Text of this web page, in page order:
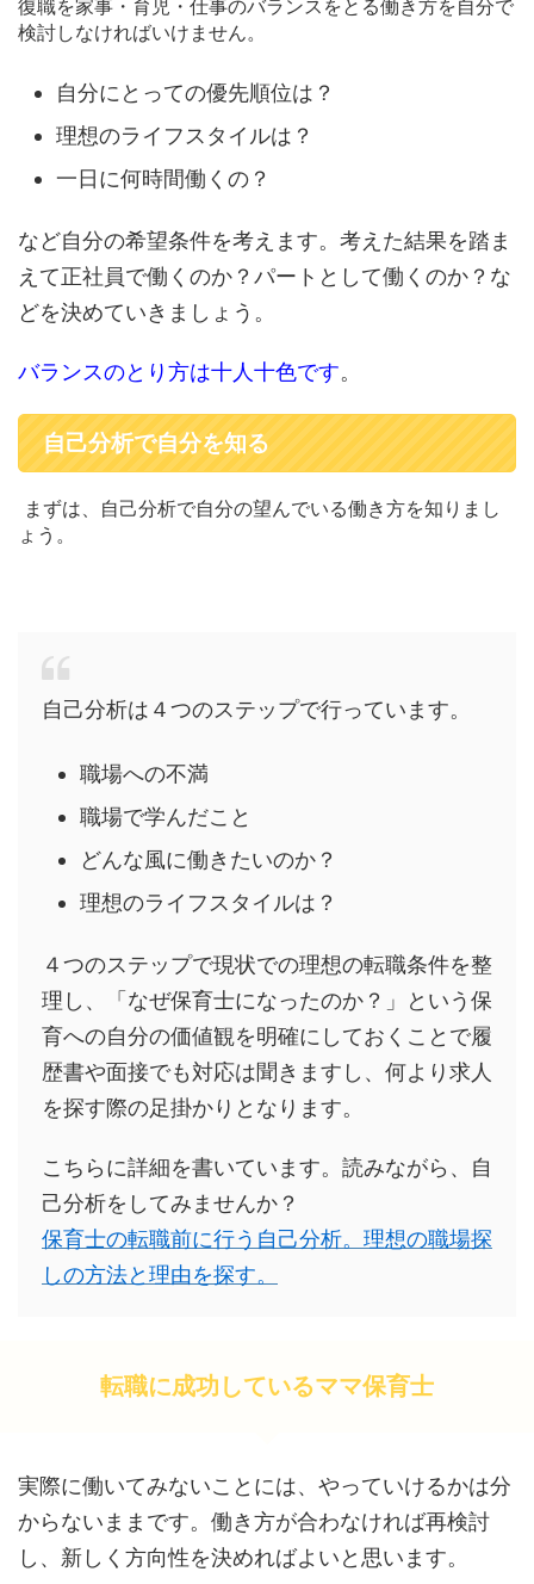
復職を家事・育児・仕事のバランスをとる働き方を自分で
検討しなければいけません。
自分にとっての優先順位は？
理想のライフスタイルは？
一日に何時間働くの？
など自分の希望条件を考えます。考えた結果を踏ま
えて正社員で働くのか？パートとして働くのか？な
どを決めていきましょう。
バランスのとり方は十人十色です。
自己分析で自分を知る
まずは、自己分析で自分の望んでいる働き方を知りまし
ょう。
自己分析は４つのステップで行っています。
職場への不満
職場で学んだこと
どんな風に働きたいのか？
理想のライフスタイルは？
４つのステップで現状での理想の転職条件を整
理し、「なぜ保育士になったのか？」という保
育への自分の価値観を明確にしておくことで履
歴書や面接でも対応は聞きますし、何より求人
を探す際の足掛かりとなります。
こちらに詳細を書いています。読みながら、自
己分析をしてみませんか？
保育士の転職前に行う自己分析。理想の職場探
しの方法と理由を探す。
転職に成功しているママ保育士
実際に働いてみないことには、やっていけるかは分
からないままです。働き方が合わなければ再検討
し、新しく方向性を決めればよいと思います。